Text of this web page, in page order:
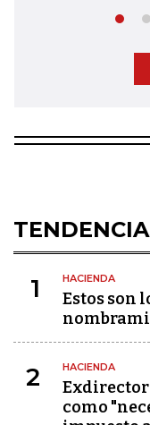
1 HACIENDA
Estos son
2 HACIENDA
como